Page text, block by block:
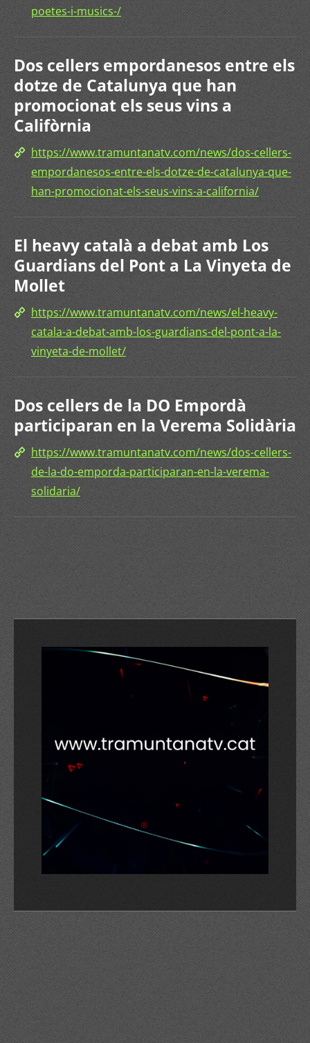
poetes-i-musics-/
Dos cellers empordanesos entre els
dotze de Catalunya que han
promocionat els seus vins a
Califòrnia
https://www.tramuntanatv.com/news/dos-cellers-
empordanesos-entre-els-dotze-de-catalunya-que-
han-promocionat-els-seus-vins-a-california/
El heavy català a debat amb Los
Guardians del Pont a La Vinyeta de
Mollet
https://www.tramuntanatv.com/news/el-heavy-
catala-a-debat-amb-los-guardians-del-pont-a-la-
vinyeta-de-mollet/
Dos cellers de la DO Empordà
participaran en la Verema Solidària
https://www.tramuntanatv.com/news/dos-cellers-
de-la-do-emporda-participaran-en-la-verema-
solidaria/